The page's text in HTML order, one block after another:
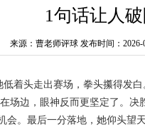
1句话让人
来源：曹老师评球 发布时间：2026-
着头走出赛场，拳头攥得发
场边，眼神反而更坚定了。
会。最后一分落地，她仰头望